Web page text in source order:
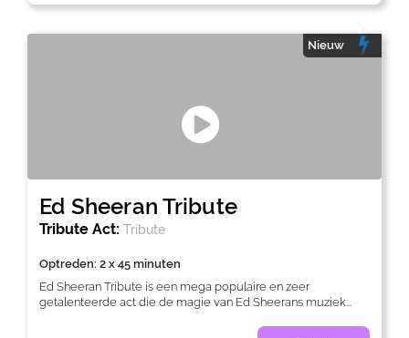
Ed Sheeran Tribute
Nieuw
Tribute Act: Tribute
Optreden: 2 x 45 minuten
Ed Sheeran Tribute is een mega populaire en zeer
getalenteerde act die de magie van Ed Sheerans muziek...